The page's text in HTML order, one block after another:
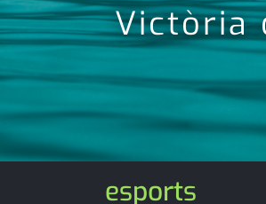
economia
empresa
entrevista
esports
opinió
Victòria
esports